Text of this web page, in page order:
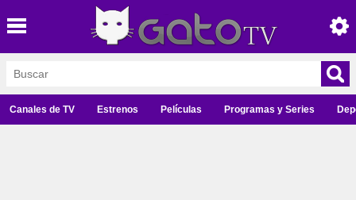
Canales de TV Estrenos Películas Programas y Series